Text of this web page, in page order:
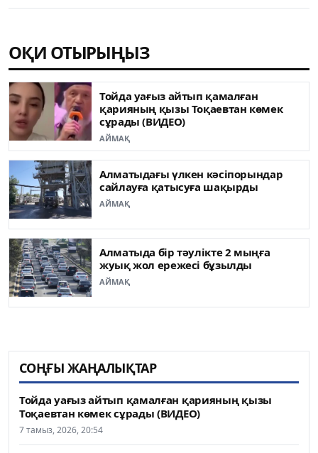
ОҚИ ОТЫРЫҢЫЗ
Тойда уағыз айтып қамалған
қарияның қызы Тоқаевтан көмек
сұрады (ВИДЕО)
АЙМАҚ
Алматыдағы үлкен кәсіпорындар
сайлауға қатысуға шақырды
АЙМАҚ
Алматыда бір тәулікте 2 мыңға
жуық жол ережесі бұзылды
АЙМАҚ
СОҢҒЫ ЖАҢАЛЫҚТАР
Тойда уағыз айтып қамалған қарияның қызы
Тоқаевтан көмек сұрады (ВИДЕО)
7 тамыз, 2026, 20:54